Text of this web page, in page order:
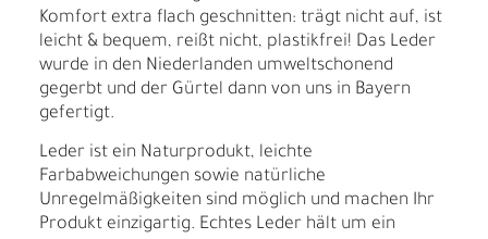
Komfort extra flach geschnitten: trägt nicht auf, ist
leicht & bequem, reißt nicht, plastikfrei! Das Leder
wurde in den Niederlanden umweltschonend
gegerbt und der Gürtel dann von uns in Bayern
gefertigt.
Leder ist ein Naturprodukt, leichte
Farbabweichungen sowie natürliche
Unregelmäßigkeiten sind möglich und machen Ihr
Produkt einzigartig. Echtes Leder hält um ein